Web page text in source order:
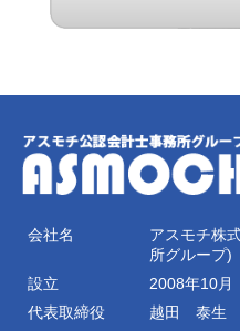
会社名
アスモチ株
所グループ)
設立
2008年10月
代表取締役
越田 泰生